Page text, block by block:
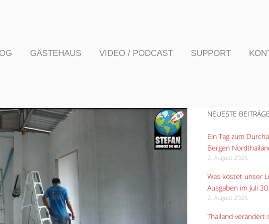
GÄSTEHAUS VIDEO / PODCAST SUPPORT
NEUESTE BEITRÄGE
Ein Tag zum
Bergen
2. August 2026
Was kostet unser
Ausgaben im Juli
2. August 2026
Thailand verändert